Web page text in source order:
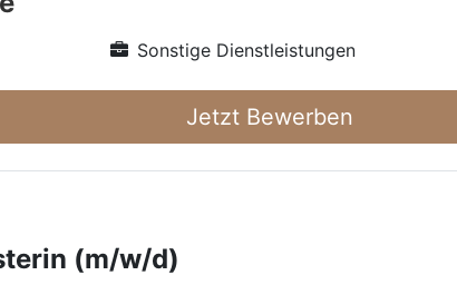
Sonstige Dienstleistungen
Jetzt Bewerben
(m/w/d)